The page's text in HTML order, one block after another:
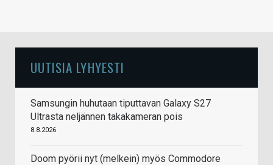
UUTISIA LYHYESTI
Samsungin huhutaan tiputtavan Galaxy S27
Ultrasta neljännen takakameran pois
8.8.2026
Doom pyörii nyt (melkein) myös Commodore